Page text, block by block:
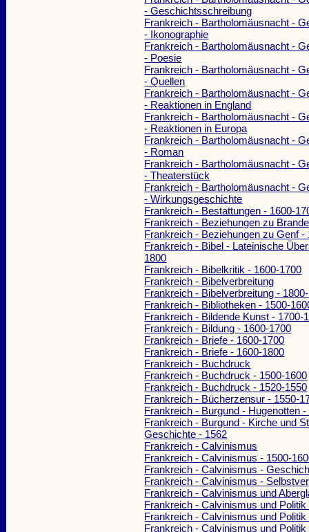
- Geschichtsschreibung
Frankreich - Bartholomäusnacht -
- Ikonographie
Frankreich - Bartholomäusnacht -
- Poesie
Frankreich - Bartholomäusnacht -
- Quellen
Frankreich - Bartholomäusnacht -
- Reaktionen in England
Frankreich - Bartholomäusnacht -
- Reaktionen in Europa
Frankreich - Bartholomäusnacht -
- Roman
Frankreich - Bartholomäusnacht -
- Theaterstück
Frankreich - Bartholomäusnacht -
- Wirkungsgeschichte
Frankreich - Bestattungen - 1600-
Frankreich - Beziehungen zu
Frankreich - Beziehungen zu Genf -
Frankreich - Bibel - Lateinische
1800
Frankreich - Bibelkritik - 1600-1700
Frankreich - Bibelverbreitung
Frankreich - Bibelverbreitung -
Frankreich - Bibliotheken - 1500-
Frankreich - Bildende Kunst - 1700-
Frankreich - Bildung - 1600-1700
Frankreich - Briefe - 1600-1700
Frankreich - Briefe - 1600-1800
Frankreich - Buchdruck
Frankreich - Buchdruck - 1500-1600
Frankreich - Buchdruck - 1520-1550
Frankreich - Bücherzensur - 1550-
Frankreich - Burgund - Hugenotten
Frankreich - Burgund - Kirche und
Geschichte - 1562
Frankreich - Calvinismus
Frankreich - Calvinismus - 1500-
Frankreich - Calvinismus -
Frankreich - Calvinismus -
Frankreich - Calvinismus und
Frankreich - Calvinismus und Politik
Frankreich - Calvinismus und Politik
Frankreich - Calvinismus und Politik